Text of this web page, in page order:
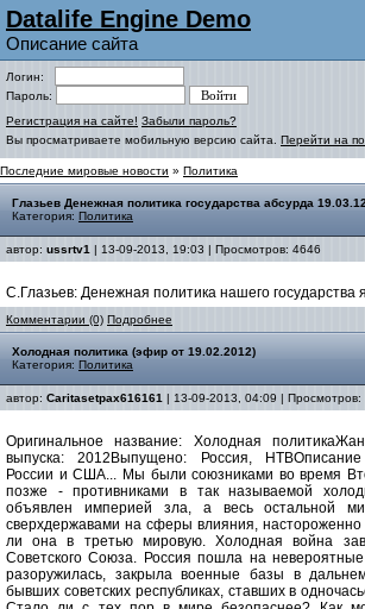
Datalife Engine Demo
Описание сайта
Логин:
Пароль:
Регистрация на сайте! Забыли пароль?
Вы просматриваете мобильную версию сайта. Перейти на
Последние мировые новости » Политика
Глазьев Денежная политика государства абсурда 19.03.12
Категория: Политика
автор: ussrtv1 | 13-09-2013, 19:03 | Просмотров: 4646
С.Глазьев: Денежная политика нашего государства
Комментарии (0) Подробнее
Холодная политика (эфир от 19.02.2012)
Категория: Политика
автор: Caritasetpax616161 | 13-09-2013, 04:09 | Просмотров:
Оригинальное название: Холодная
выпуска: 2012Выпущено: Россия,
России и США... Мы были союзниками во время
позже - противниками в так называемой
объявлен империей зла, а весь остальной
сверхдержавами на сферы влияния,
ли она в третью мировую. Холодная война
Советского Союза. Россия пошла на
разоружилась, закрыла военные базы в
бывших советских республиках, ставших в